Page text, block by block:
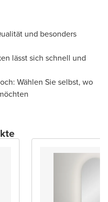
und besonders
lässt sich schnell und
Wählen Sie selbst, wo